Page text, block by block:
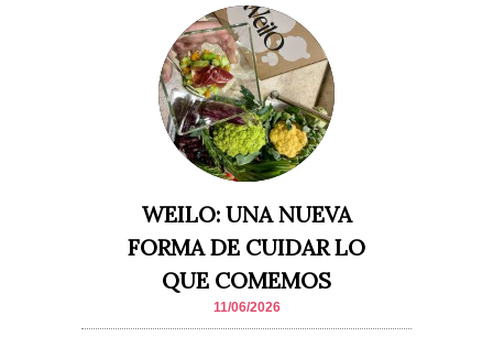
WEILO: UNA NUEVA
FORMA DE CUIDAR LO
QUE COMEMOS
11/06/2026